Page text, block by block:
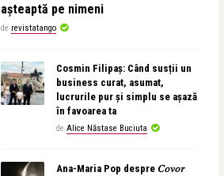
așteaptă pe nimeni
de revistatango
Cosmin Filipaș: Când susții un
business curat, asumat,
lucrurile pur și simplu se așază
în favoarea ta
de Alice Năstase Buciuta
Ana-Maria Pop despre 𝐶𝑜𝑣𝑜𝑟